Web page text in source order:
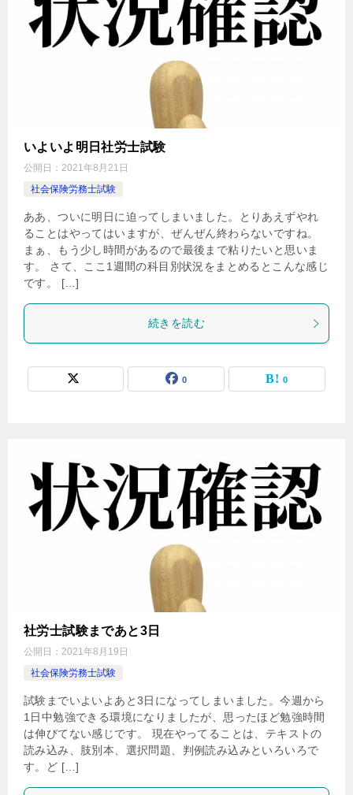
いよいよ明日社労士試験
公開日： 2021年8月21日
社会保険労務士試験
ああ、ついに明日に迫ってしまいました。とりあえずやれ
ることはやってはいますが、ぜんぜん終わらないですね。
まぁ、もう少し時間があるので最後まで粘りたいと思いま
す。 さて、ここ1週間の科目別状況をまとめるとこんな感じ
です。 […]
続きを読む
0 0
社労士試験まであと3日
公開日： 2021年8月19日
社会保険労務士試験
試験までいよいよあと3日になってしまいました。今週から
1日中勉強できる環境になりましたが、思ったほど勉強時間
は伸びてない感じです。 現在やってることは、テキストの
読み込み、肢別本、選択問題、判例読み込みといろいろで
す。ど […]